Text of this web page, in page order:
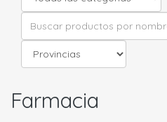
Farmacia